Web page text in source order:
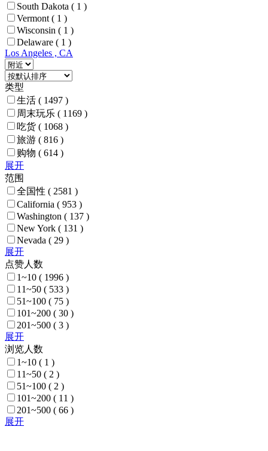
South Dakota ( 1 )
Vermont ( 1 )
Wisconsin ( 1 )
Delaware ( 1 )
Los Angeles , CA
类型
生活 ( 1497 )
周末玩乐 ( 1169 )
吃货 ( 1068 )
旅游 ( 816 )
购物 ( 614 )
展开
范围
全国性 ( 2581 )
California ( 953 )
Washington ( 137 )
New York ( 131 )
Nevada ( 29 )
展开
点赞人数
1~10 ( 1996 )
11~50 ( 533 )
51~100 ( 75 )
101~200 ( 30 )
201~500 ( 3 )
展开
浏览人数
1~10 ( 1 )
11~50 ( 2 )
51~100 ( 2 )
101~200 ( 11 )
201~500 ( 66 )
展开